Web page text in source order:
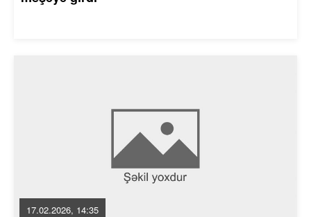
17.02.2026, 14:35